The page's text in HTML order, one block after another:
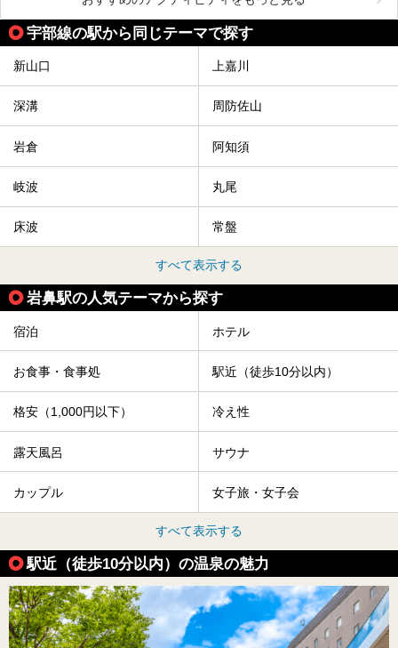
宇部線の駅から同じテーマで探す
新山口 上嘉川
深溝 周防佐山
岩倉 阿知須
岐波 丸尾
床波 常盤
すべて表示する
岩鼻駅の人気テーマから探す
宿泊 ホテル
お食事・食事処 駅近（徒歩10分以内）
格安（1,000円以下） 冷え性
露天風呂 サウナ
カップル 女子旅・女子会
すべて表示する
駅近（徒歩10分以内）の温泉の魅力